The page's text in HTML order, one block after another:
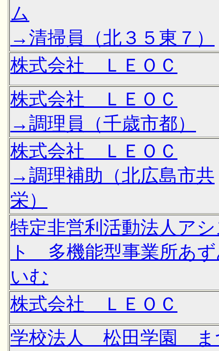
ム
→清掃員（北３５東７）
株式会社 ＬＥＯＣ
株式会社 ＬＥＯＣ
→調理員（千歳市都）
株式会社 ＬＥＯＣ
→調理補助（北広島市共
栄）
特定非営利活動法人ア
ト 多機能型事業所あ
いむ
株式会社 ＬＥＯＣ
学校法人 松田学園 ま